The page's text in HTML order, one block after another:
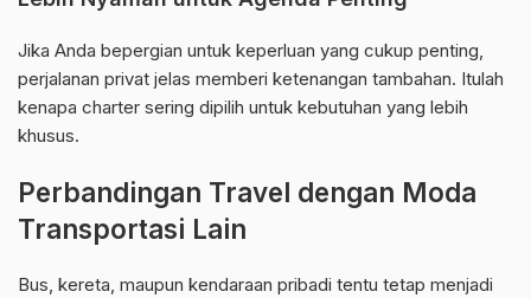
Jika Anda bepergian untuk keperluan yang cukup penting,
perjalanan privat jelas memberi ketenangan tambahan. Itulah
kenapa charter sering dipilih untuk kebutuhan yang lebih
khusus.
Perbandingan Travel dengan Moda
Transportasi Lain
Bus, kereta, maupun kendaraan pribadi tentu tetap menjadi